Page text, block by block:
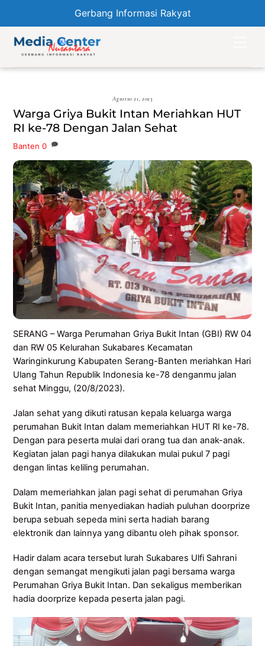
Gerbang Informasi Rakyat
content
Agustus 21, 2023
Warga Griya Bukit Intan Meriahkan HUT
RI ke-78 Dengan Jalan Sehat
Banten 0
SERANG – Warga Perumahan Griya Bukit Intan (GBI) RW 04
dan RW 05 Kelurahan Sukabares Kecamatan
Waringinkurung Kabupaten Serang-Banten meriahkan Hari
Ulang Tahun Republik Indonesia ke-78 denganmu jalan
sehat Minggu, (20/8/2023).
Jalan sehat yang dikuti ratusan kepala keluarga warga
perumahan Bukit Intan dalam memeriahkan HUT RI ke-78.
Dengan para peserta mulai dari orang tua dan anak-anak.
Kegiatan jalan pagi hanya dilakukan mulai pukul 7 pagi
dengan lintas keliling perumahan.
Dalam memeriahkan jalan pagi sehat di perumahan Griya
Bukit Intan, panitia menyediakan hadiah puluhan doorprize
berupa sebuah sepeda mini serta hadiah barang
elektronik dan lainnya yang dibantu oleh pihak sponsor.
Hadir dalam acara tersebut lurah Sukabares Ulfi Sahrani
dengan semangat mengikuti jalan pagi bersama warga
Perumahan Griya Bukit Intan. Dan sekaligus memberikan
hadia doorprize kepada peserta jalan pagi.